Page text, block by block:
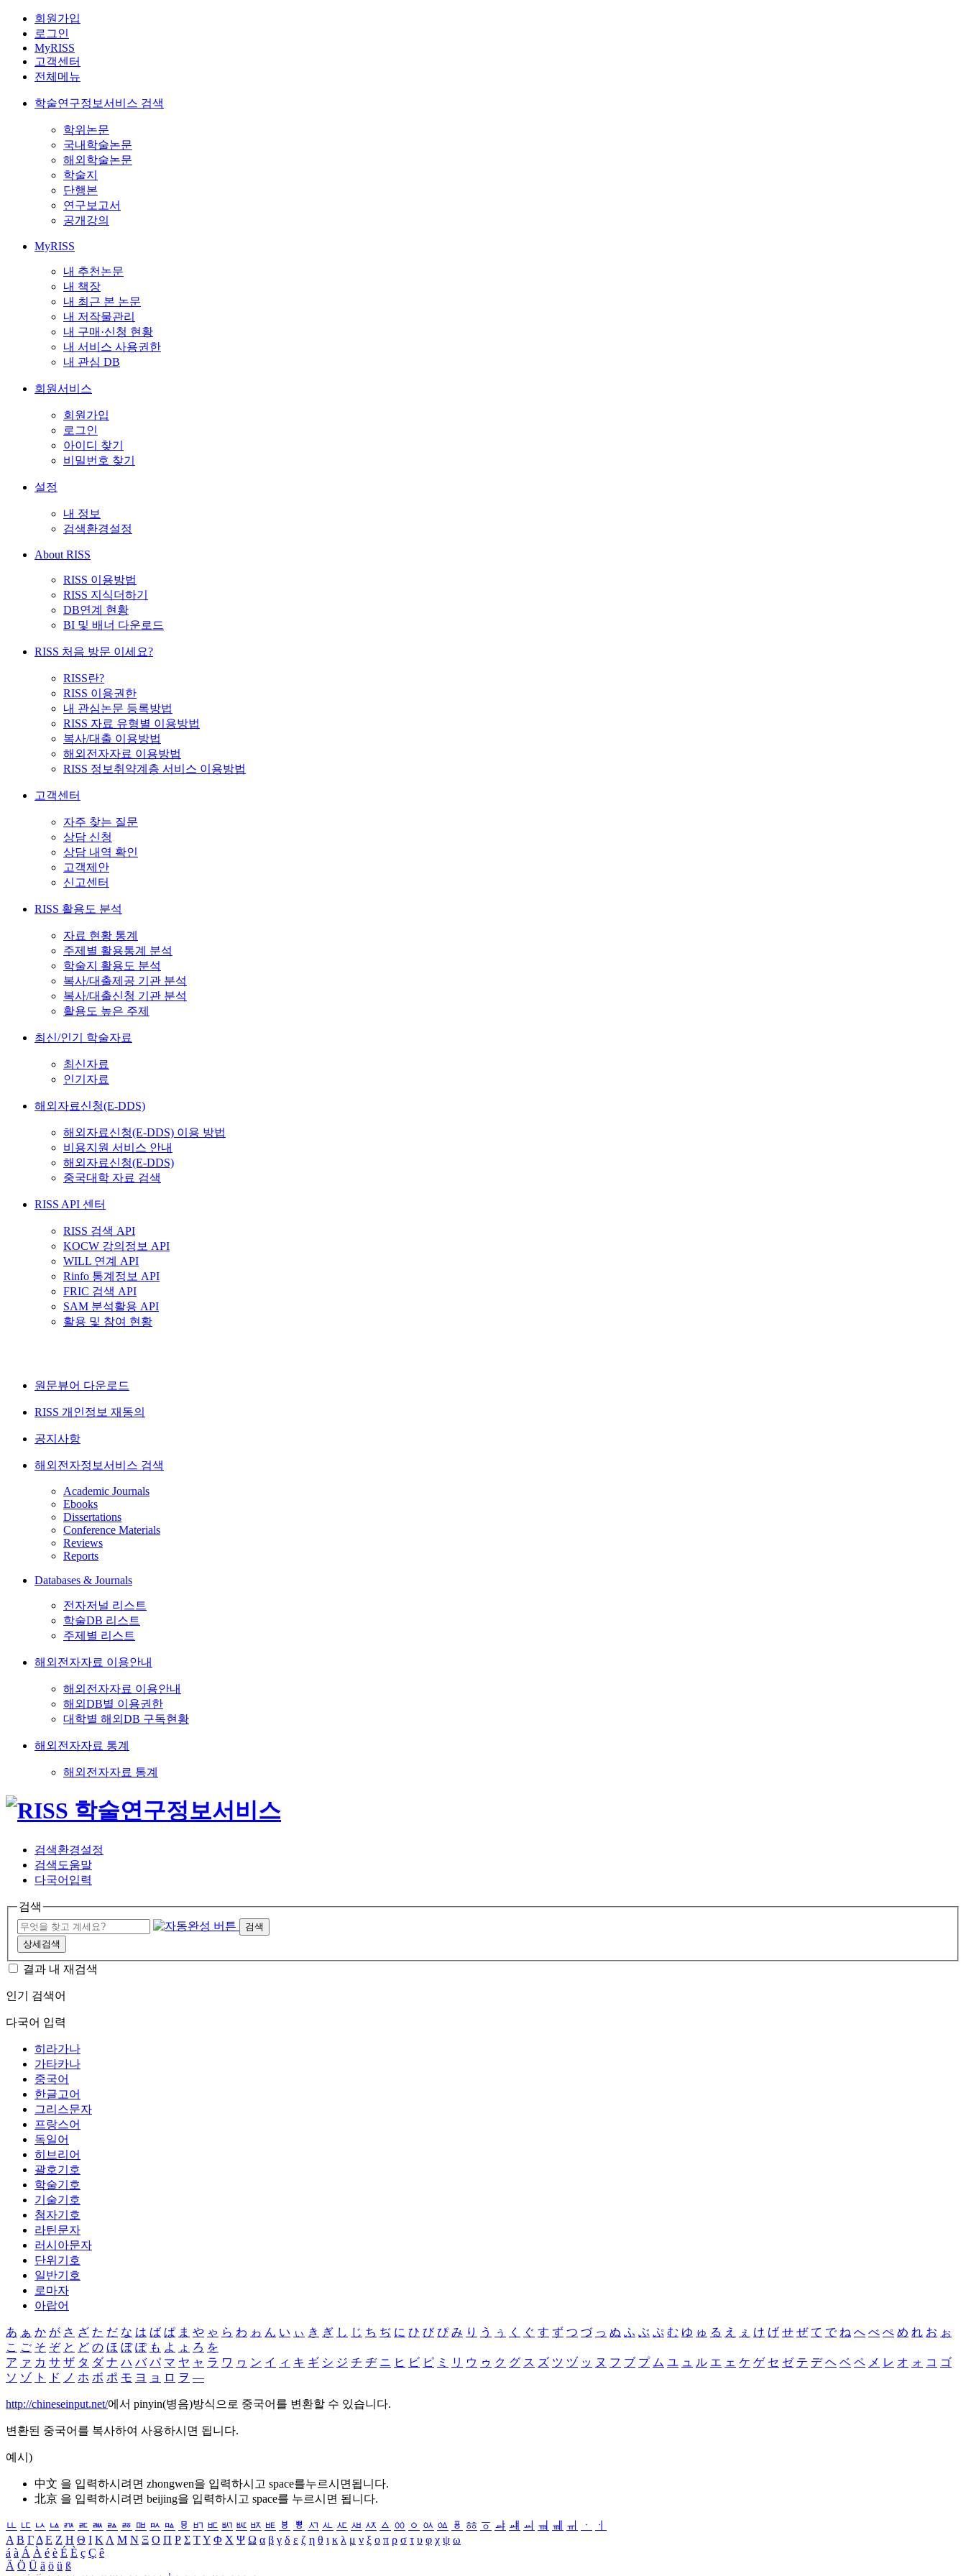
회원가입
로그인
MyRISS
고객센터
전체메뉴
학술연구정보서비스 검색
학위논문
국내학술논문
해외학술논문
학술지
단행본
연구보고서
공개강의
MyRISS
내 추천논문
내 책장
내 최근 본 논문
내 저작물관리
내 구매·신청 현황
내 서비스 사용권한
내 관심 DB
회원서비스
회원가입
로그인
아이디 찾기
비밀번호 찾기
설정
내 정보
검색환경설정
About RISS
RISS 이용방법
RISS 지식더하기
DB연계 현황
BI 및 배너 다운로드
RISS 처음 방문 이세요?
RISS란?
RISS 이용권한
내 관심논문 등록방법
RISS 자료 유형별 이용방법
복사/대출 이용방법
해외전자자료 이용방법
RISS 정보취약계층 서비스 이용방법
고객센터
자주 찾는 질문
상담 신청
상담 내역 확인
고객제안
신고센터
RISS 활용도 분석
자료 현황 통계
주제별 활용통계 분석
학술지 활용도 분석
복사/대출제공 기관 분석
복사/대출신청 기관 분석
활용도 높은 주제
최신/인기 학술자료
최신자료
인기자료
해외자료신청(E-DDS)
해외자료신청(E-DDS) 이용 방법
비용지원 서비스 안내
해외자료신청(E-DDS)
중국대학 자료 검색
RISS API 센터
RISS 검색 API
KOCW 강의정보 API
WILL 연계 API
Rinfo 통계정보 API
FRIC 검색 API
SAM 분석활용 API
활용 및 참여 현황
원문뷰어 다운로드
RISS 개인정보 재동의
공지사항
해외전자정보서비스 검색
Academic Journals
Ebooks
Dissertations
Conference Materials
Reviews
Reports
Databases & Journals
전자저널 리스트
학술DB 리스트
주제별 리스트
해외전자자료 이용안내
해외전자자료 이용안내
해외DB별 이용권한
대학별 해외DB 구독현황
해외전자자료 통계
해외전자자료 통계
검색환경설정
검색도움말
다국어입력
검색
검색
상세검색
결과 내 재검색
인기 검색어
다국어 입력
히라가나
가타카나
중국어
한글고어
그리스문자
프랑스어
독일어
히브리어
괄호기호
학술기호
기술기호
첨자기호
라틴문자
러시아문자
단위기호
일반기호
로마자
아랍어
あ ぁ か が さ ざ た だ な は ば ぱ ま や ゃ ら わ ゎ ん い ぃ き ぎ し じ ち ぢ に ひ び ぴ み り う ぅ く ぐ す ず つ づ っ ぬ ふ ぶ ぷ む ゆ ゅ る え ぇ け げ せ ぜ て で ね へ べ ぺ め れ お ぉ
こ ご そ ぞ と ど の ほ ぼ ぽ も よ ょ ろ を
ア ァ カ サ ザ タ ダ ナ ハ バ パ マ ヤ ャ ラ ワ ヮ ン イ ィ キ ギ シ ジ チ ヂ ニ ヒ ビ ピ ミ リ ウ ゥ ク グ ス ズ ツ ヅ ッ ヌ フ ブ プ ム ユ ュ ル エ ェ ケ ゲ セ ゼ テ デ ヘ ベ ペ メ レ オ ォ コ ゴ
ソ ゾ ト ド ノ ホ ボ ポ モ ヨ ョ ロ ヲ ―
http://chineseinput.net/에서 pinyin(병음)방식으로 중국어를 변환할 수 있습니다.
변환된 중국어를 복사하여 사용하시면 됩니다.
예시)
中文 을 입력하시려면 zhongwen을 입력하시고 space를누르시면됩니다.
北京 을 입력하시려면 beijing을 입력하시고 space를 누르시면 됩니다.
ㅥ ㅦ ㅧ ㅨ ㅩ ㅪ ㅫ ㅬ ㅭ ㅮ ㅯ ㅰ ㅱ ㅲ ㅳ ㅴ ㅵ ㅶ ㅷ ㅸ ㅹ ㅺ ㅻ ㅼ ㅽ ㅾ ㅿ ㆀ ㆁ ㆂ ㆃ ㆄ ㆅ ㆆ ㆇ ㆈ ㆉ ㆊ ㆋ ㆌ ㆍ
ㆎ
Α Β ΓΔ Ε Ζ Η Θ Ι ΚΛ Μ Ν Ξ Ο Π Ρ Σ ΤΥ Φ Χ Ψ Ω α β γ δ ε ζ η θ ι κ λ μ ν ξ ο π ρ σ τ υ φ χ ψ ω
á à Á À é è É È ç Ç ê
Ä Ö Ü ä ö ü ß